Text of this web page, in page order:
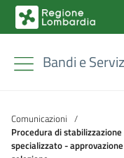
Bandi e
Comunicazioni /
Procedura di
specializzato -